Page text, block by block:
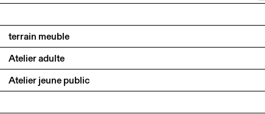
terrain meuble
Atelier adulte
Atelier jeune public